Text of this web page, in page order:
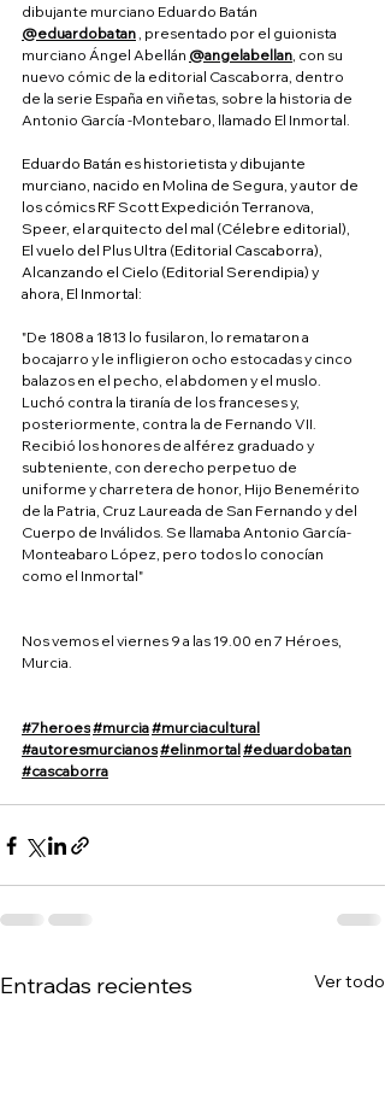
dibujante murciano Eduardo Batán
@eduardobatan , presentado por el guionista
murciano Ángel Abellán @angelabellan, con su
nuevo cómic de la editorial Cascaborra, dentro
de la serie España en viñetas, sobre la historia de
Antonio García -Montebaro, llamado El Inmortal.
Eduardo Batán es historietista y dibujante
murciano, nacido en Molina de Segura, y autor de
los cómics RF Scott Expedición Terranova,
Speer, el arquitecto del mal (Célebre editorial),
El vuelo del Plus Ultra (Editorial Cascaborra),
Alcanzando el Cielo (Editorial Serendipia) y
ahora, El Inmortal:
"De 1808 a 1813 lo fusilaron, lo remataron a
bocajarro y le infligieron ocho estocadas y cinco
balazos en el pecho, el abdomen y el muslo.
Luchó contra la tiranía de los franceses y,
posteriormente, contra la de Fernando VII.
Recibió los honores de alférez graduado y
subteniente, con derecho perpetuo de
uniforme y charretera de honor, Hijo Benemérito
de la Patria, Cruz Laureada de San Fernando y del
Cuerpo de Inválidos. Se llamaba Antonio García-
Monteabaro López, pero todos lo conocían
como el Inmortal"
Nos vemos el viernes 9 a las 19.00 en 7 Héroes,
Murcia.
#7heroes#murcia#murciacultural
#autoresmurcianos#elinmortal#eduardobatan
#cascaborra
Entradas recientes Ver todo